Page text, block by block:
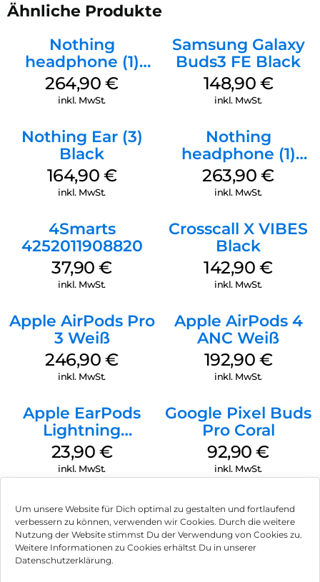
Um unsere Website für Dich optimal zu gestalten und fortlaufend
verbessern zu können, verwenden wir Cookies. Durch die weitere
Nutzung der Website stimmst Du der Verwendung von Cookies zu.
Weitere Informationen zu Cookies erhältst Du in unserer
Datenschutzerklärung.
Ähnliche Produkte
Nothing
headphone (1)
Weiß
264,90€
inkl. MwSt.
Samsung Galaxy
Buds3 FE Black
148,90 €
inkl. MwSt.
Nothing Ear (3)
Black
164,90 €
inkl. MwSt.
Nothing
headphone (1)
Schwarz
263,90€
inkl. MwSt.
4Smarts
4252011908820
37,90€
inkl. MwSt.
Crosscall X VIBES
Black
142,90€
inkl. MwSt.
Apple AirPods Pro
3 Weiß
246,90€
inkl. MwSt.
Apple AirPods 4
ANC Weiß
192,90 €
inkl. MwSt.
Apple EarPods
Lightning
Anschluss Weiß
23,90 €
inkl. MwSt.
Google Pixel Buds
Pro Coral
92,90€
inkl. MwSt.
Impressum